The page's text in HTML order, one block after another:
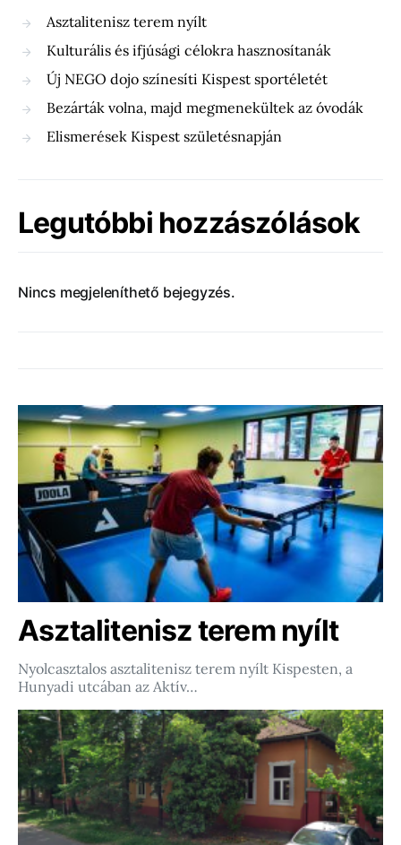
Asztalitenisz terem nyílt
Kulturális és ifjúsági célokra hasznosítanák
Új NEGO dojo színesíti Kispest sportéletét
Bezárták volna, majd megmenekültek az óvodák
Elismerések Kispest születésnapján
Legutóbbi hozzászólások
Nincs megjeleníthető bejegyzés.
Asztalitenisz terem nyílt
Nyolcasztalos asztalitenisz terem nyílt Kispesten, a
Hunyadi utcában az Aktív…